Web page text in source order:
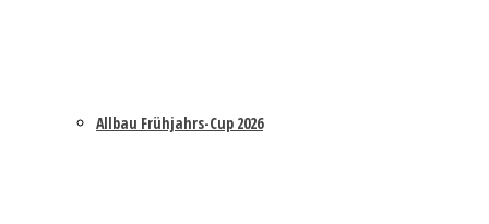
Allbau Frühjahrs-Cup 2026